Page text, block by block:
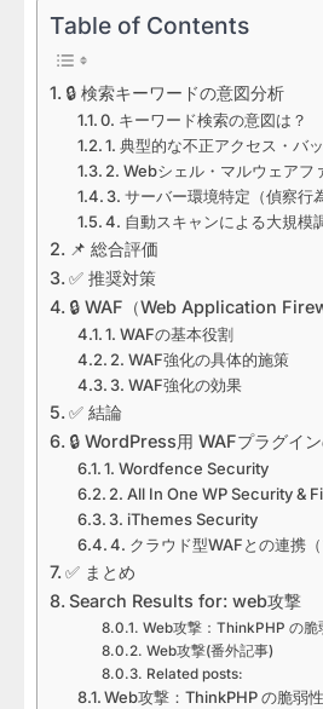
Table of Contents
🔒 検索キーワードの意図分析
0. キーワード検索の意図は？
1. 典型的な不正アクセス・バ
2. Webシェル・マルウェアフ
3. サーバー環境特定（偵察行
4. 自動スキャンによる大規模
📌 総合評価
✅ 推奨対策
🔒 WAF（Web Application
1. WAFの基本役割
2. WAF強化の具体的施策
3. WAF強化の効果
✅ 結論
🔒 WordPress用 WAFプラグイ
1. Wordfence Security
2. All In One WP Security &
3. iThemes Security
4. クラウド型WAFとの連携（
✅ まとめ
Search Results for: web攻撃
Web攻撃：ThinkPHP の脆
Web攻撃(番外記事)
Related posts:
Web攻撃：ThinkPHP の脆弱